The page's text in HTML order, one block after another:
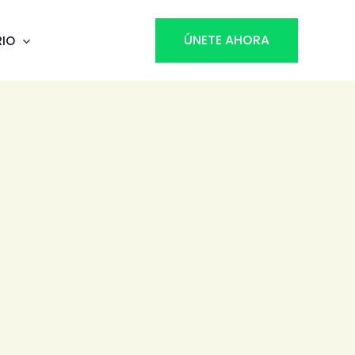
ÚNETE AHORA